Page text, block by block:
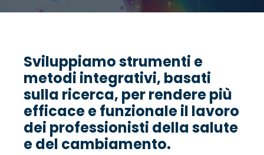
Sviluppiamostrumenti e
metodi integrativi, basati
sulla ricerca, per rendere più
efficace e funzionale il lavoro
dei professionisti della salute
e del cambiamento.